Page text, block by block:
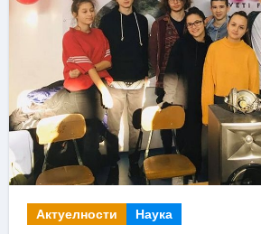
Актуелности Наука